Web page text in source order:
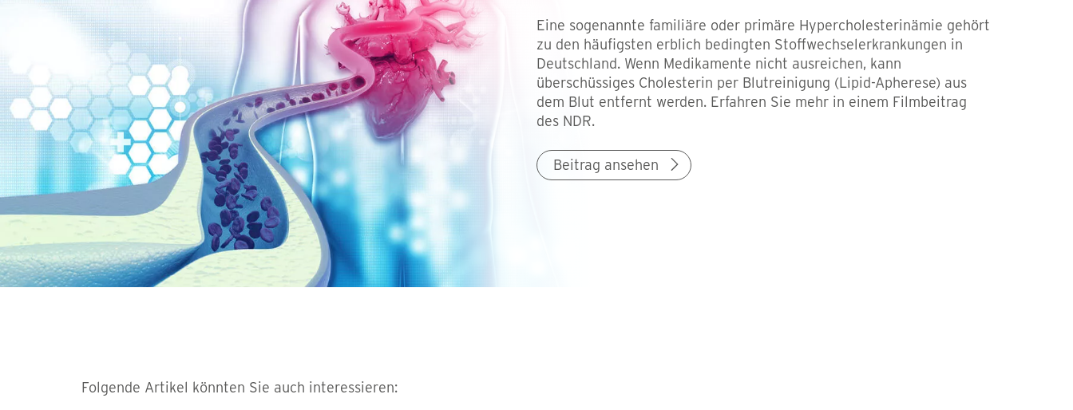
Eine sogenannte familiäre oder primäre Hypercholesterinämie gehört
zu den häufigsten erblich bedingten Stoffwechselerkrankungen in
Deutschland. Wenn Medikamente nicht ausreichen, kann
überschüssiges Cholesterin per Blutreinigung (Lipid-Apherese) aus
dem Blut entfernt werden. Erfahren Sie mehr in einem Filmbeitrag
des NDR.
Beitrag ansehen
Folgende Artikel könnten Sie auch interessieren: